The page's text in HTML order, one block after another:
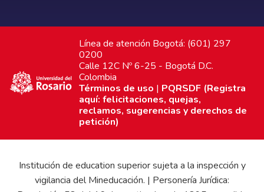
Línea de atención Bogotá: (601) 297
0200
Calle 12C Nº 6-25 - Bogotá D.C.
Colombia
Términos de uso | PQRSDF (Registra
aquí: felicitaciones, quejas,
reclamos, sugerencias y derechos de
petición)
Institución de education superior sujeta a la inspección y
vigilancia del Mineducación. | Personería Jurídica: